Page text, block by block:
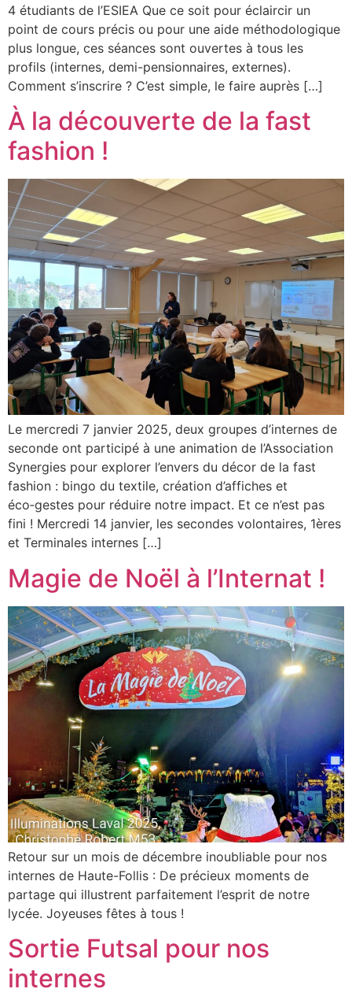
4 étudiants de l’ESIEA Que ce soit pour éclaircir un
point de cours précis ou pour une aide méthodologique
plus longue, ces séances sont ouvertes à tous les
profils (internes, demi-pensionnaires, externes).
Comment s’inscrire ? C’est simple, le faire auprès […]
À la découverte de la fast
fashion !
Le mercredi 7 janvier 2025, deux groupes d’internes de
seconde ont participé à une animation de l’Association
Synergies pour explorer l’envers du décor de la fast
fashion : bingo du textile, création d’affiches et
éco‑gestes pour réduire notre impact. Et ce n’est pas
fini ! Mercredi 14 janvier, les secondes volontaires, 1ères
et Terminales internes […]
Magie de Noël à l’Internat !
Retour sur un mois de décembre inoubliable pour nos
internes de Haute-Follis : De précieux moments de
partage qui illustrent parfaitement l’esprit de notre
lycée. Joyeuses fêtes à tous !
Sortie Futsal pour nos
internes